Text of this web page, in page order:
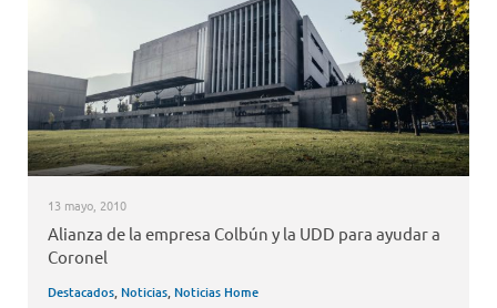
13 mayo, 2010
Alianza de la empresa Colbún y la UDD para ayudar a
Coronel
Destacados, Noticias, Noticias Home